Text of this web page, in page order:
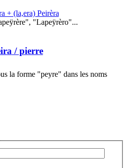
+ (la,era) Peirèra
"Lapeÿrèro"...
/ pierre
la forme "peyre" dans les noms